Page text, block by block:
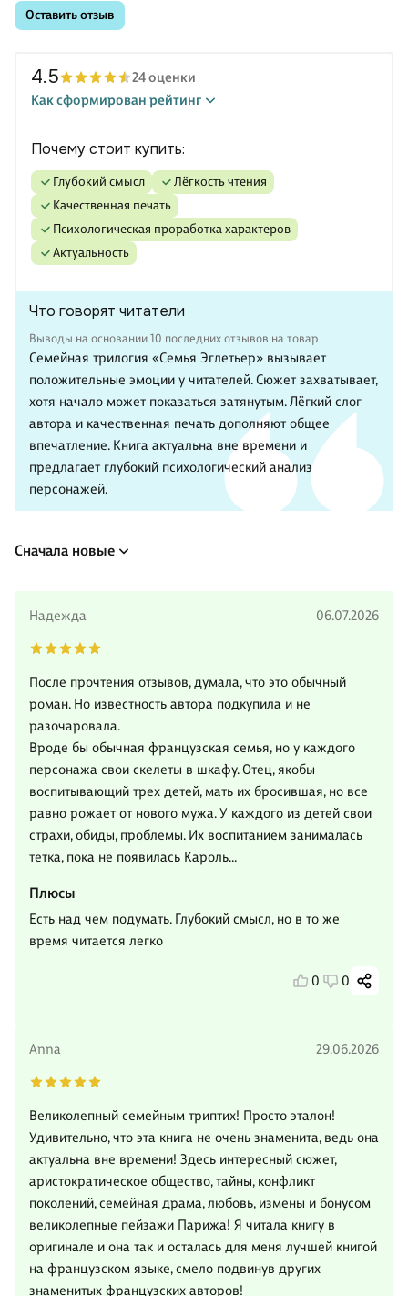
Оставить отзыв
4.5
24 оценки
Как сформирован рейтинг
Почему стоит купить:
глубокий смысл
лёгкость чтения
качественная печать
психологическая проработка характеров
актуальность
Что говорят читатели
Выводы на основании 10 последних отзывов на товар
Семейная трилогия «Семья Эглетьер» вызывает
положительные эмоции у читателей. Сюжет захватывает,
хотя начало может показаться затянутым. Лёгкий слог
автора и качественная печать дополняют общее
впечатление. Книга актуальна вне времени и
предлагает глубокий психологический анализ
персонажей.
Сначала новые
Надежда 06.07.2026
После прочтения отзывов, думала, что это обычный
роман. Но известность автора подкупила и не
разочаровала.
Вроде бы обычная французская семья, но у каждого
персонажа свои скелеты в шкафу. Отец, якобы
воспитывающий трех детей, мать их бросившая, но все
равно рожает от нового мужа. У каждого из детей свои
страхи, обиды, проблемы. Их воспитанием занималась
тетка, пока не появилась Кароль…
Плюсы
Есть над чем подумать. Глубокий смысл, но в то же
время читается легко
0 0
Anna 29.06.2026
Великолепный семейным триптих! Просто эталон!
Удивительно, что эта книга не очень знаменита, ведь она
актуальна вне времени! Здесь интересный сюжет,
аристократическое общество, тайны, конфликт
поколений, семейная драма, любовь, измены и бонусом
великолепные пейзажи Парижа! Я читала книгу в
оригинале и она так и осталась для меня лучшей книгой
на французском языке, смело подвинув других
знаменитых французских авторов!